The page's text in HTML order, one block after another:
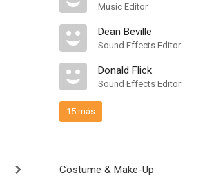
Music Editor
Dean Beville
Sound Effects Editor
Donald Flick
Sound Effects Editor
15 más
Costume & Make-Up